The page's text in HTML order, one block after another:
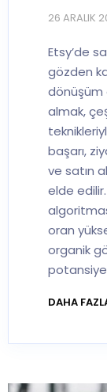
26 ARALIK
Etsy’de
gözden
dönüşüm
almak,
başarı,
ve satın
elde
oran
organik
DAHA